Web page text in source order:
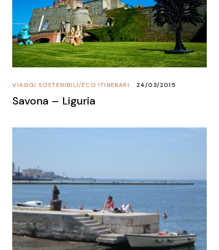
ECO ITINERARI
/
VIAGGI SOSTENIBILI 24/03/2015
Savona – Liguria